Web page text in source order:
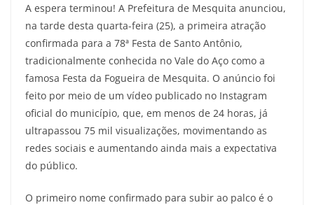
A espera terminou! A Prefeitura de Mesquita anunciou,
na tarde desta quarta-feira (25), a primeira atração
confirmada para a 78ª Festa de Santo Antônio,
tradicionalmente conhecida no Vale do Aço como a
famosa Festa da Fogueira de Mesquita. O anúncio foi
feito por meio de um vídeo publicado no Instagram
oficial do município, que, em menos de 24 horas, já
ultrapassou 75 mil visualizações, movimentando as
redes sociais e aumentando ainda mais a expectativa
do público.
O primeiro nome confirmado para subir ao palco é o